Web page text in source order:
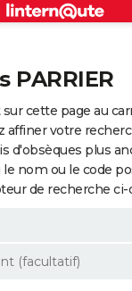
PARRIER
cette page au
affiner votre
d'obsèques plus
nom ou le code
de recherche ci-